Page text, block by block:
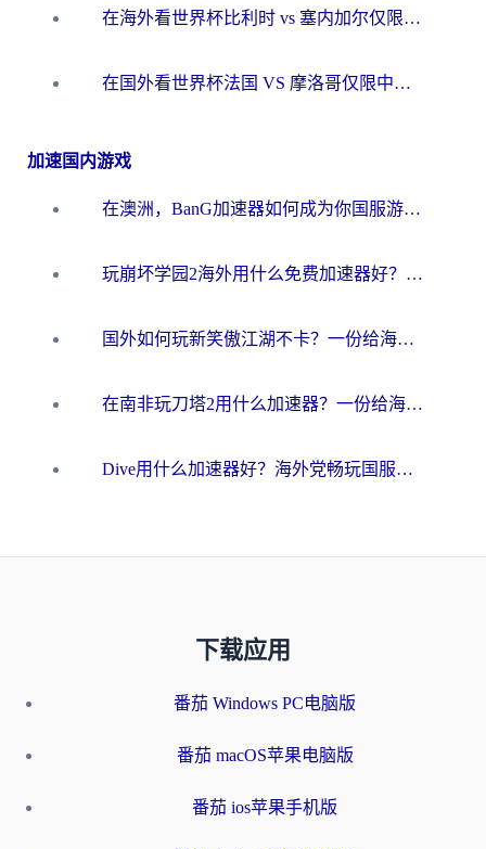
在海外看世界杯比利时 vs 塞内加尔仅限中国大陆？我找到了最流畅的中文解说之路
在国外看世界杯法国 VS 摩洛哥仅限中国大陆？海外党这样看中文解说赛事不卡顿
加速国内游戏
在澳洲，BanG加速器如何成为你国服游戏的“时光机”？
玩崩坏学园2海外用什么免费加速器好？2026海外党亲测国服游戏加速指南
国外如何玩新笑傲江湖不卡？一份给海外游子的终极网络指南
在南非玩刀塔2用什么加速器？一份给海外游子的终极生存指南
Dive用什么加速器好？海外党畅玩国服游戏的终极避坑指南
下载应用
番茄 Windows PC电脑版
番茄 macOS苹果电脑版
番茄 ios苹果手机版